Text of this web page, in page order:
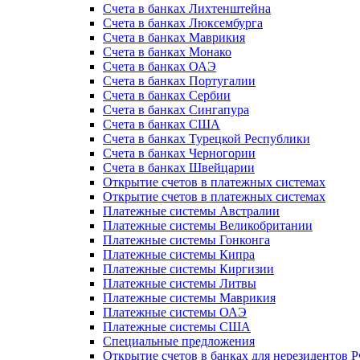
Счета в банках Лихтенштейна
Счета в банках Люксембурга
Счета в банках Маврикия
Счета в банках Монако
Счета в банках ОАЭ
Счета в банках Португалии
Счета в банках Сербии
Счета в банках Сингапура
Счета в банках США
Счета в банках Турецкой Республики
Счета в банках Черногории
Счета в банках Швейцарии
Открытие счетов в платежных системах
Открытие счетов в платежных системах
Платежные системы Австралии
Платежные системы Великобритании
Платежные системы Гонконга
Платежные системы Кипра
Платежные системы Киргизии
Платежные системы Литвы
Платежные системы Маврикия
Платежные системы ОАЭ
Платежные системы США
Специальные предложения
Открытие счетов в банках для нерезидентов